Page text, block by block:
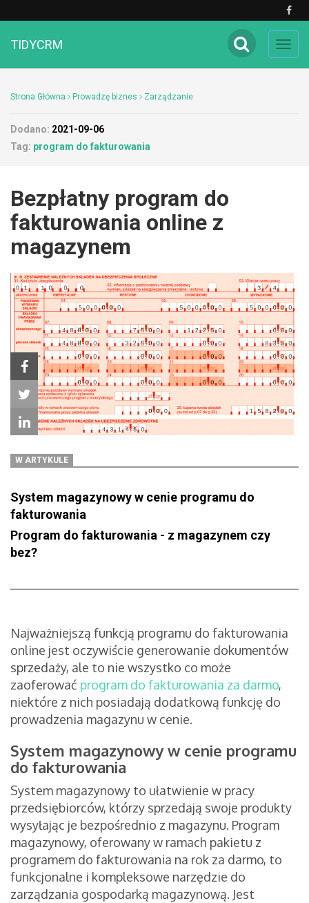
TIDYCRM
Strona Główna Prowadzę biznes Zarządzanie
Dodano: 2021-09-06
Tag: program do fakturowania
Bezpłatny program do
fakturowania online z
magazynem
W ARTYKULE
System magazynowy w cenie programu do
fakturowania
Program do fakturowania - z magazynem czy
bez?
Najważniejszą funkcją programu do fakturowania
online jest oczywiście generowanie dokumentów
sprzedaży, ale to nie wszystko co może
zaoferować program do fakturowania za darmo,
niektóre z nich posiadają dodatkową funkcję do
prowadzenia magazynu w cenie.
System magazynowy w cenie programu
do fakturowania
System magazynowy to ułatwienie w pracy
przedsiębiorców, którzy sprzedają swoje produkty
wysyłając je bezpośrednio z magazynu. Program
magazynowy, oferowany w ramach pakietu z
programem do fakturowania na rok za darmo, to
funkcjonalne i kompleksowe narzędzie do
zarządzania gospodarką magazynową. Jest